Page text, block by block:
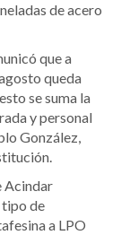
de acero
que a
queda
se suma la
y personal
González,
Acindar
tipo de
a LPO